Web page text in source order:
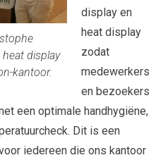
display
kantoor.
display en
heat display
zodat
medewerkers
en bezoekers
een optimale handhygiëne,
Dit is een
iedereen die ons kantoor